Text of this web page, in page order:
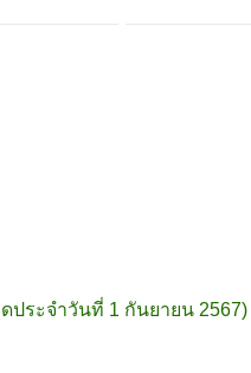
ประจำวันที่ 1 กันยายน 2567)